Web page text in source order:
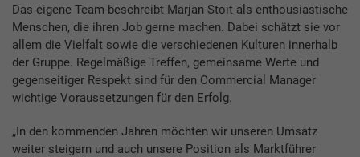
Das eigene Team beschreibt Marjan Stoit als enthousiastische
Menschen, die ihren Job gerne machen. Dabei schätzt sie vor
allem die Vielfalt sowie die verschiedenen Kulturen innerhalb
der Gruppe. Regelmäßige Treffen, gemeinsame Werte und
gegenseitiger Respekt sind für den Commercial Manager
wichtige Voraussetzungen für den Erfolg.
„In den kommenden Jahren möchten wir unseren Umsatz
weiter steigern und auch unsere Position als Marktführer